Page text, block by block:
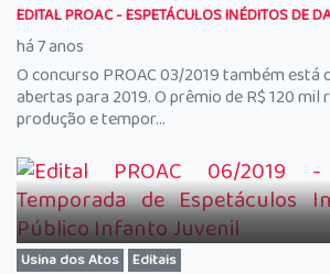
EDITAL PROAC - ESPETÁCULOS INÉDITOS DE
há 7 anos
O concurso PROAC 03/2019 também está
abertas para 2019. O prêmio de R$ 120 mil
produção e tempor...
Usina dos Atos Editais